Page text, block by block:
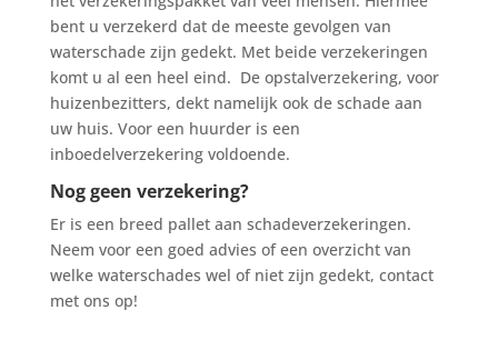
bent u verzekerd dat de meeste gevolgen van
waterschade zijn gedekt. Met beide verzekeringen
komt u al een heel eind. De opstalverzekering, voor
huizenbezitters, dekt namelijk ook de schade aan
uw huis. Voor een huurder is een
inboedelverzekering voldoende.
Nog geen verzekering?
Er is een breed pallet aan schadeverzekeringen.
Neem voor een goed advies of een overzicht van
welke waterschades wel of niet zijn gedekt, contact
met ons op!